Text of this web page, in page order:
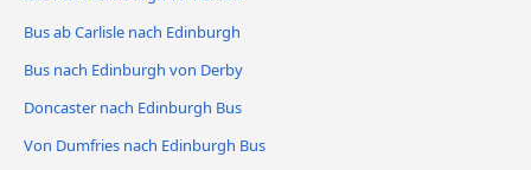
Bus ab Carlisle nach Edinburgh
Bus nach Edinburgh von Derby
Doncaster nach Edinburgh Bus
Von Dumfries nach Edinburgh Bus